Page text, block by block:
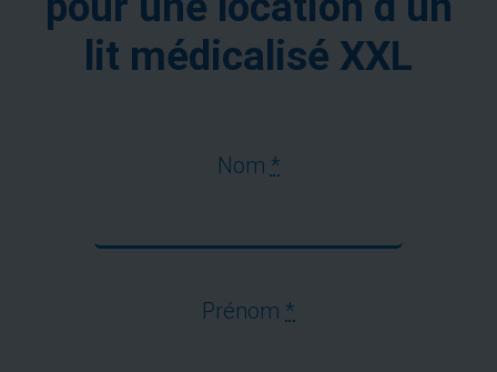
lit médicalisé XXL
Nom *
Prénom *